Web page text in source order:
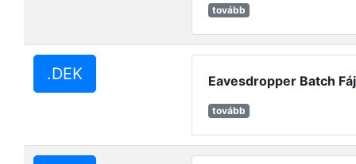
tovább
.DEK Eavesdropper Batch
tovább